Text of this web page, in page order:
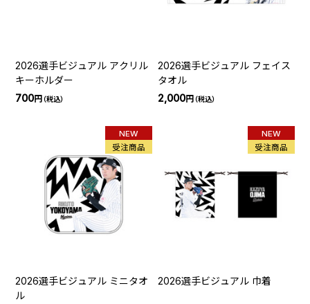
2026選手ビジュアル アクリル
キーホルダー
700円（税込）
2026選手ビジュアル フェイス
タオル
2,000円（税込）
NEW
受注商品
2026選手ビジュアル ミニタオ
ル
NEW
受注商品
2026選手ビジュアル 巾着